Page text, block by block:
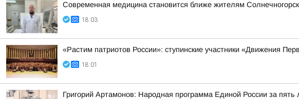
Современная медицина становится ближе жителям
18:03
«Растим патриотов России»: ступинские участники «Движения
18:01
Григорий Артамонов: Народная программа Единой России за